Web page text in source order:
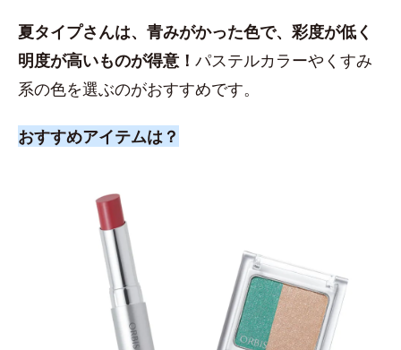
夏タイプさんは、青みがかった色で、彩度が低く
明度が高いものが得意！ パステルカラーやくすみ
系の色を選ぶのがおすすめです。
おすすめアイテムは？